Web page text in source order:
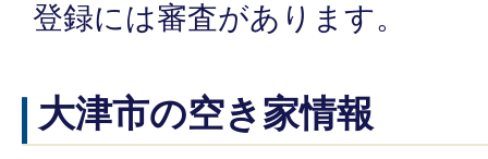
登録には審査があります。
大津市の空き家情報